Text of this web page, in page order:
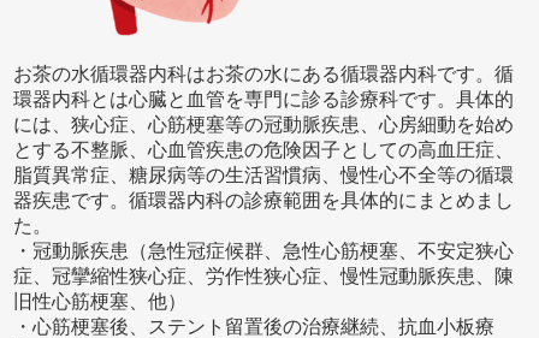
お茶の水循環器内科はお茶の水にある循環器内科です。循
環器内科とは心臓と血管を専門に診る診療科です。具体的
には、狭心症、心筋梗塞等の冠動脈疾患、心房細動を始め
とする不整脈、心血管疾患の危険因子としての高血圧症、
脂質異常症、糖尿病等の生活習慣病、慢性心不全等の循環
器疾患です。循環器内科の診療範囲を具体的にまとめまし
た。
・冠動脈疾患（急性冠症候群、急性心筋梗塞、不安定狭心
症、冠攣縮性狭心症、労作性狭心症、慢性冠動脈疾患、陳
旧性心筋梗塞、他）
・心筋梗塞後、ステント留置後の治療継続、抗血小板療